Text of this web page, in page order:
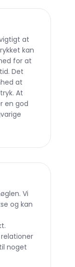
at
kan
for at
Det
at
At
en god
Vi
og kan
noget